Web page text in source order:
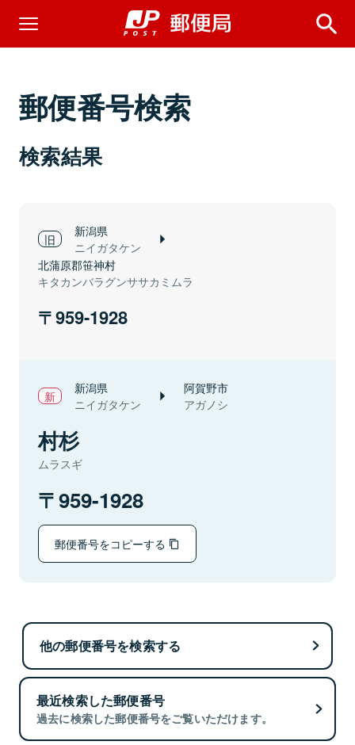
郵便番号検索
検索結果
新潟県
ニイガタケン
北蒲原郡笹神村
キタカンバラグンササカミムラ
959-1928
新潟県
ニイガタケン
阿賀野市
アガノシ
村杉
ムラスギ
959-1928
郵便番号をコピーする
他の郵便番号を検索する
最近検索した郵便番号
過去に検索した郵便番号をご覧いただけます。